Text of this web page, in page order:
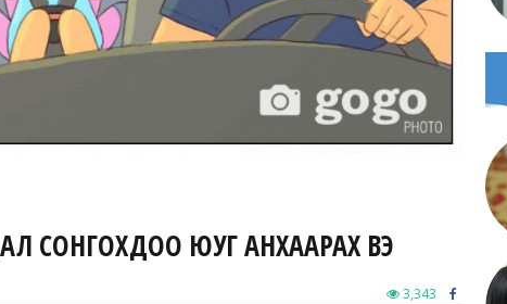
СОНГОХДОО ЮУГ АНХААРАХ ВЭ
3,343